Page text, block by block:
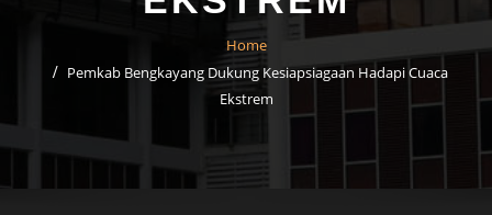
Home
Pemkab Bengkayang Dukung Kesiapsiagaan Hadapi Cuaca
Ekstrem